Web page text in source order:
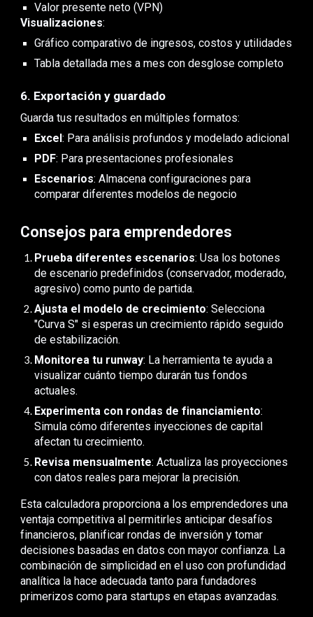
Valor presente neto (VPN)
Visualizaciones:
Gráfico comparativo de ingresos, costos y utilidades
Tabla detallada mes a mes con desglose completo
6. Exportación y guardado
Guarda tus resultados en múltiples formatos:
Excel: Para análisis profundos y modelado adicional
PDF: Para presentaciones profesionales
Escenarios: Almacena configuraciones para
comparar diferentes modelos de negocio
Consejos para emprendedores
Prueba diferentes escenarios: Usa los botones
de escenario predefinidos (conservador, moderado,
agresivo) como punto de partida.
Ajusta el modelo de crecimiento: Selecciona
"Curva S" si esperas un crecimiento rápido seguido
de estabilización.
Monitorea tu runway: La herramienta te ayuda a
visualizar cuánto tiempo durarán tus fondos
actuales.
Experimenta con rondas de financiamiento:
Simula cómo diferentes inyecciones de capital
afectan tu crecimiento.
Revisa mensualmente: Actualiza las proyecciones
con datos reales para mejorar la precisión.
Esta calculadora proporciona a los emprendedores una
ventaja competitiva al permitirles anticipar desafíos
financieros, planificar rondas de inversión y tomar
decisiones basadas en datos con mayor confianza. La
combinación de simplicidad en el uso con profundidad
analítica la hace adecuada tanto para fundadores
primerizos como para startups en etapas avanzadas.